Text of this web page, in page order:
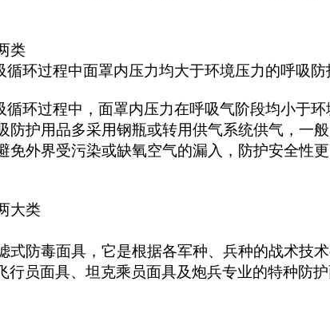
类
环过程中面罩内压力均大于环境压力的呼吸防
环过程中，面罩内压力在呼吸气阶段均小于环
护用品多采用钢瓶或转用供气系统供气，一
外界受污染或缺氧空气的漏入，防护安全性
大类
防毒面具，它是根据各军种、兵种的战术技
行员面具、坦克乘员面具及炮兵专业的特种防